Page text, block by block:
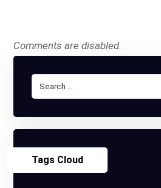
Comments are disabled.
Tags Cloud